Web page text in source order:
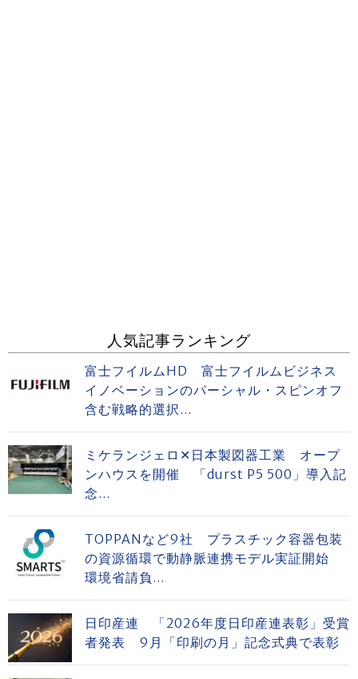
人気記事ランキング
富士フイルムHD 富士フイルムビジネス
イノベーションのパーシャル・スピンオフ
含む戦略的選択...
ミケランジェロ✕日本製図器工業 オープ
ンハウスを開催 「durst P5 500」導入記
念...
TOPPANなど9社 プラスチック容器包装
の資源循環で動静脈連携モデル実証開始
環境省請負...
日印産連 「2026年度日印産連表彰」受賞
者発表 9月「印刷の月」記念式典で表彰